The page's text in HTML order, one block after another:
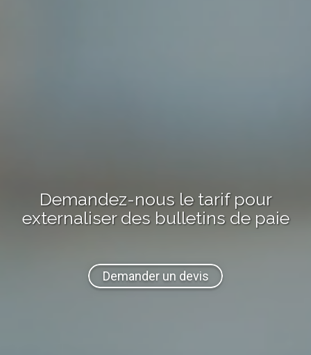
Demandez-nous le tarifpour
externaliser des bulletins de paie
Demander un devis